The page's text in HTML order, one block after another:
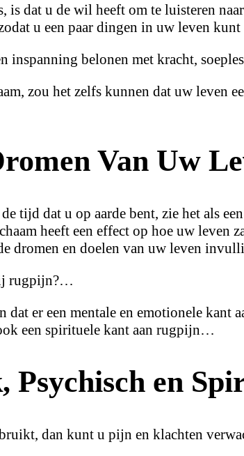
is dat u de wil heeft om te luisteren
u een paar dingen in uw leven
inspanning belonen met kracht,
zou het zelfs kunnen dat uw leven
Van Uw
tijd dat u op aarde bent, zie het als
heeft een effect op hoe uw leven
dromen en doelen van uw leven
rugpijn?…
dat er een mentale en emotionele kant
een spirituele kant aan rugpijn…
Psychisch en
dan kunt u pijn en klachten